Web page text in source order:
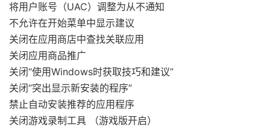
将用户账号（UAC）调整为从不通知
不允许在开始菜单中显示建议
关闭在应用商店中查找关联应用
关闭应用商品推广
关闭“使用Windows时获取技巧和建议”
关闭“突出显示新安装的程序”
禁止自动安装推荐的应用程序
关闭游戏录制工具 （游戏版开启）